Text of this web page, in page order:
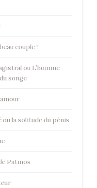
couple !
ou L’homme
songe
ou la solitude du pénis
Patmos